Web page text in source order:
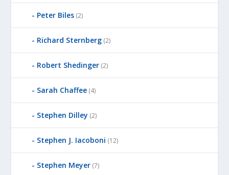
Peter Biles (2)
Richard Sternberg (2)
Robert Shedinger (2)
Sarah Chaffee (4)
Stephen Dilley (2)
Stephen J. Iacoboni (12)
Stephen Meyer (7)